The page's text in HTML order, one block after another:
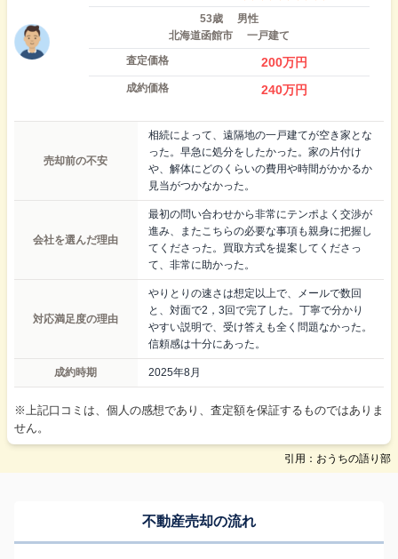
53歳
男性
北海道函館市
一戸建て
査定価格
200万円
成約価格 240万円
売却前の不安
相続によって、遠隔地の一戸建てが空き家とな
った。早急に処分をしたかった。家の片付け
や、解体にどのくらいの費用や時間がかかるか
見当がつかなかった。
会社を選んだ理由
最初の問い合わせから非常にテンポよく交渉が
進み、またこちらの必要な事項も親身に把握し
てくださった。買取方式を提案してくださっ
て、非常に助かった。
対応満足度の理由
やりとりの速さは想定以上で、メールで数回
と、対面で2，3回で完了した。丁寧で分かり
やすい説明で、受け答えも全く問題なかった。
信頼感は十分にあった。
成約時期 2025年8月
※上記口コミは、個人の感想であり、査定額を保証するものではありま
せん。
引用：おうちの語り部
不動産売却の流れ